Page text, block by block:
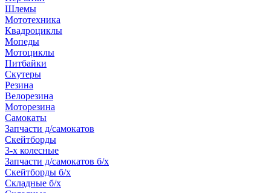
Шлемы
Мототехника
Квадроциклы
Мопеды
Мотоциклы
Питбайки
Скутеры
Резина
Велорезина
Моторезина
Самокаты
Запчасти д/самокатов
Скейтборды
3-х колесные
Запчасти д/самокатов б/х
Скейтборды б/х
Складные б/х